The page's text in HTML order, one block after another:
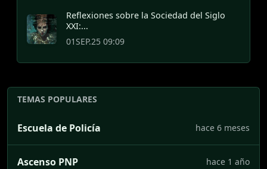
Reflexiones sobre la Sociedad del Siglo
XXI:...
01SEP.25 09:09
TEMAS POPULARES
Escuela de Policía hace 6 meses
Ascenso PNP hace 1 año